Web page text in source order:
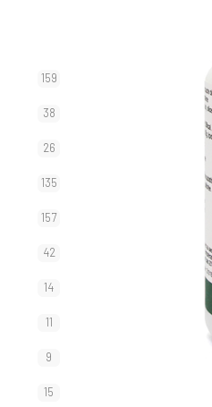
159
38
26
135
157
42
14
11
9
15